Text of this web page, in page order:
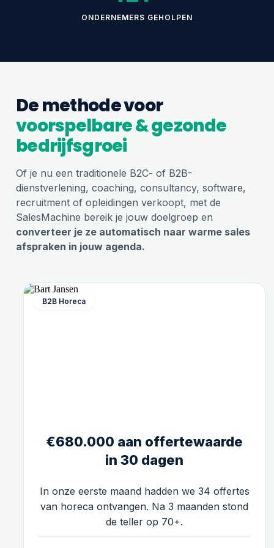
ONDERNEMERS GEHOLPEN
De methode voor
voorspelbare & gezonde
bedrijfsgroei
Of je nu een traditionele B2C- of B2B-
dienstverlening, coaching, consultancy, software,
recruitment of opleidingen verkoopt, met de
SalesMachine bereik je jouw doelgroep en
converteer je ze automatisch naar warme sales
afspraken in jouw agenda.
B2B Horeca
€680.000 aan offertewaarde
in 30 dagen
In onze eerste maand hadden we 34 offertes
van horeca ontvangen. Na 3 maanden stond
de teller op 70+.